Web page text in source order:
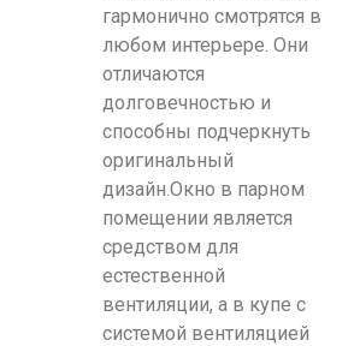
гармонично смотрятся в
любом интерьере. Они
отличаются
долговечностью и
способны подчеркнуть
оригинальный
дизайн.Окно в парном
помещении является
средством для
естественной
вентиляции, а в купе с
системой вентиляцией